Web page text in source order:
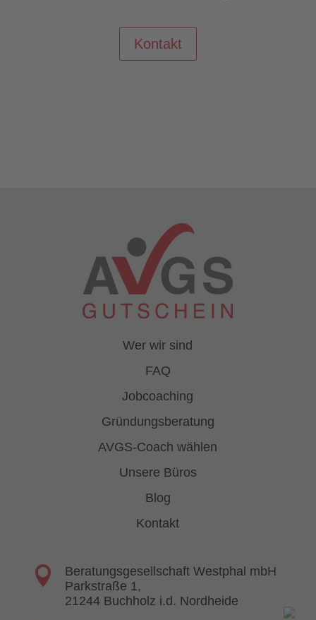
Kontakt
Wer wir sind
FAQ
Jobcoaching
Gründungsberatung
AVGS-Coach wählen
Unsere Büros
Blog
Kontakt

Beratungsgesellschaft Westphal mbH
Parkstraße 1,
21244 Buchholz i.d. Nordheide